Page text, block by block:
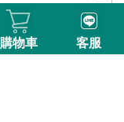
購物車 客服